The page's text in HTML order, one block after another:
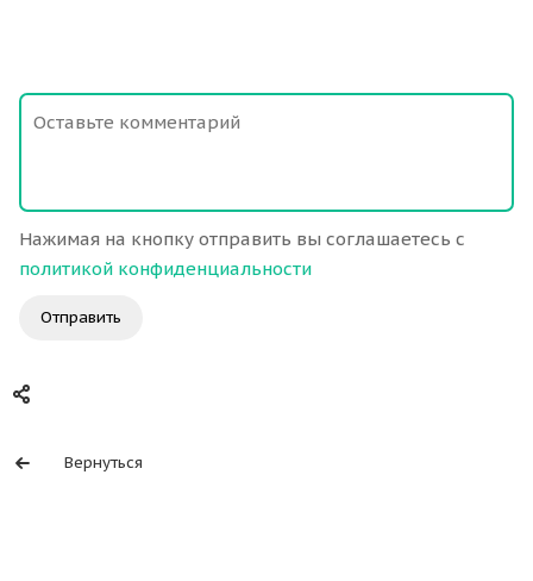
Нажимая на кнопку отправить вы соглашаетесь с
политикой конфиденциальности
Отправить
Вернуться